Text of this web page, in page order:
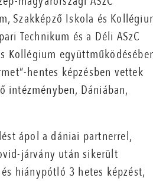
Szakképző Iskola és
Technikum és a Déli ASzC
Kollégium
hentes képzésben vettek
intézményben, Dániában,
ápol a dániai partnerrel,
járvány után sikerült
hiánypótló 3 hetes képzést,